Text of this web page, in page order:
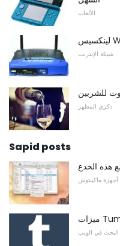
الألعاب
شبكة الإنترنت
للشربين
ذكري المظهر
Sapid posts
هذه الخدع
أجهزة ماكينتوش
البحث في الويب